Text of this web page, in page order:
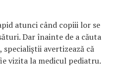
atunci când copiii lor se
Dar înainte de a căuta
avertizează că
vizita la medicul pediatru.